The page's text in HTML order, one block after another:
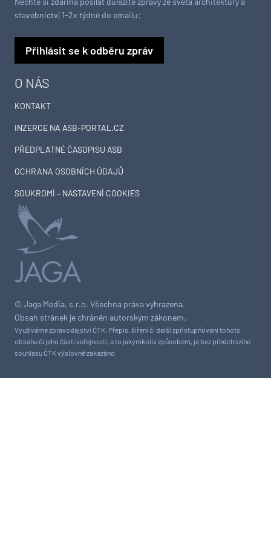
© Jaga Media, s.r.o. Všechna práva vyhrazena.
Obsah stránek je chráněn autorským zákonem.
Využíváme zpravodajství ČTK. Přepis, šíření či další zpřístupňování tohoto
obsahu či jeho části veřejnosti, a to jakýmkoliv způsobem, je bez předchozího
souhlasu ČTK výslovně zakázáno.
O NÁS
KONTAKT
INZERCE NA ASB-PORTAL.CZ
PŘEDPLATNÉ ČASOPISU ASB
OCHRANA OSOBNÍCH ÚDAJŮ
SOUKROMÍ – NASTAVENÍ COOKIES
stavebnictví 1-2x týdně do emailu:
Přihlásit se k odběru zpráv